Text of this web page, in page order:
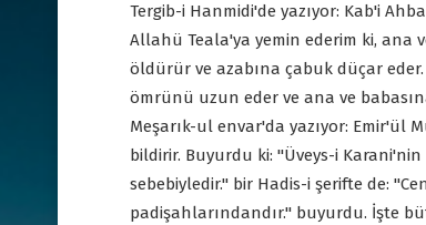
Tergib-i Hanmidi'de yazıyor: Kab'i
Allahü Teala'ya yemin ederim ki, ana
öldürür ve azabına çabuk düçar
ömrünü uzun eder ve ana ve
Meşarık-ul envar'da yazıyor: Emir'ül
bildirir. Buyurdu ki: "Üveys-i
sebebiyledir." bir Hadis-i şerifte de:
padişahlarındandır." buyurdu. İşte